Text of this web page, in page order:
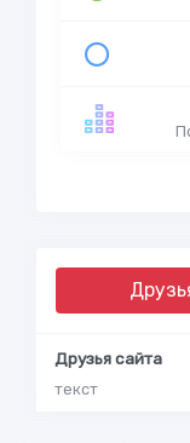
Друзья сайта
текст